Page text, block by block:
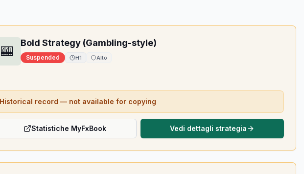
🎰
Bold Strategy (Gambling-style)
Suspended H1 Alto
Historical record — not available for copying
Statistiche MyFxBook Vedi dettagli strategia